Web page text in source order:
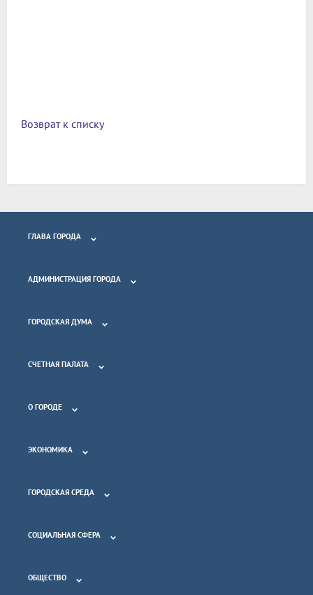
Возврат к списку
ГЛАВА ГОРОДА
АДМИНИСТРАЦИЯ ГОРОДА
ГОРОДСКАЯ ДУМА
СЧЕТНАЯ ПАЛАТА
О ГОРОДЕ
ЭКОНОМИКА
ГОРОДСКАЯ СРЕДА
СОЦИАЛЬНАЯ СФЕРА
ОБЩЕСТВО